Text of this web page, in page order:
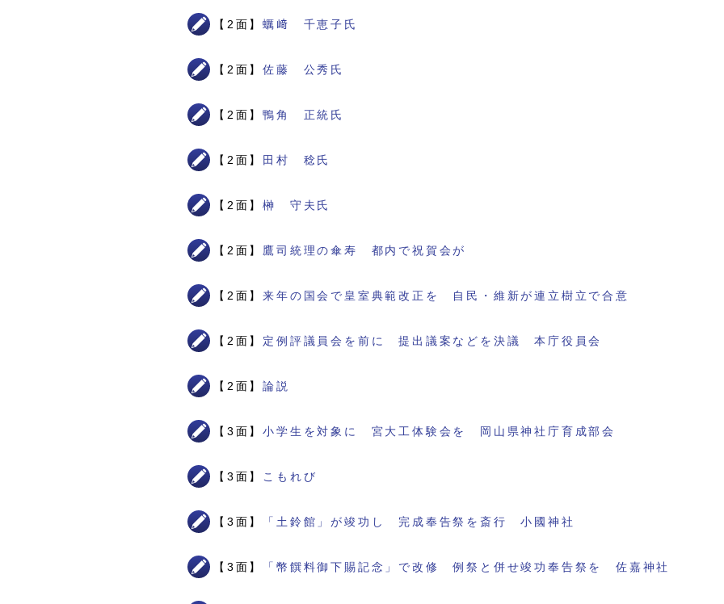
【2面】蠣﨑 千恵子氏
【2面】佐藤 公秀氏
【2面】鴨角 正統氏
【2面】 田村 稔氏
【2面】榊 守夫氏
【2面】 鷹司統理の傘寿 都内で祝賀会が
【2面】来年の国会で皇室典範改正を 自民・維新が連立樹立で合意
【2面】 定例評議員会を前に 提出議案などを決議 本庁役員会
【2面】論説
【3面】小学生を対象に 宮大工体験会を 岡山県神社庁育成部会
【3面】 こもれび
【3面】 「土鈴館」が竣功し 完成奉告祭を斎行 小國神社
【3面】 「幣饌料御下賜記念」で改修 例祭と併せ竣功奉告祭を 佐嘉神社